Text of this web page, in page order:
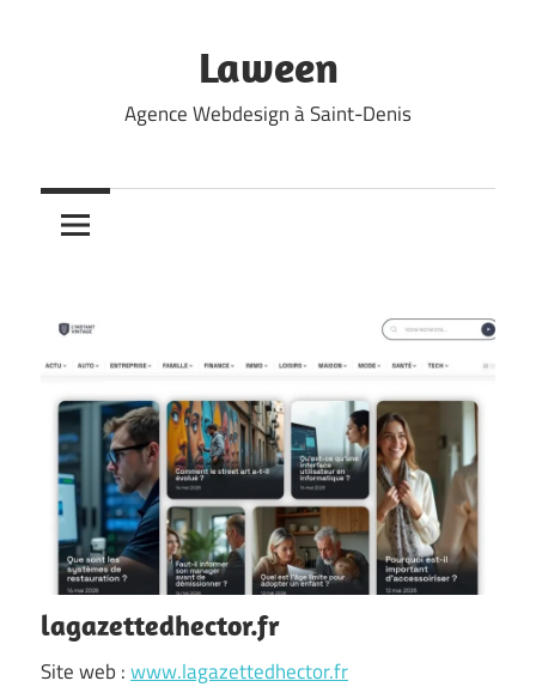
Laween
Agence Webdesign à Saint-Denis
lagazettedhector.fr
Site web :www.lagazettedhector.fr